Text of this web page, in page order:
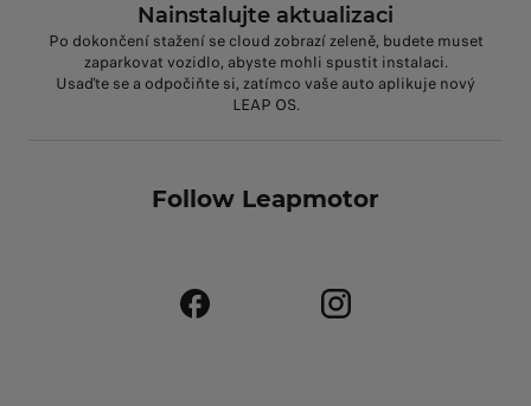
Nainstalujte aktualizaci
Po dokončení stažení se cloud zobrazí zeleně, budete muset
zaparkovat vozidlo, abyste mohli spustit instalaci.
Usaďte se a odpočiňte si, zatímco vaše auto aplikuje nový
LEAP OS.
Follow Leapmotor